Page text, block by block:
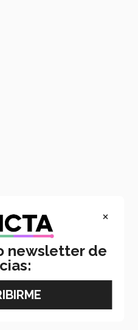
San Luis Potosí
Negocios
Emprendimiento,
×
newsletter de